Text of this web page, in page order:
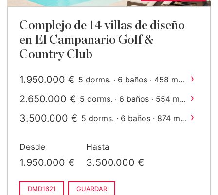
Complejo de 14 villas de diseño
en El Campanario Golf &
Country Club
1.950.000 € 5 dorms. · 6 baños · 458 m ›
2.650.000 € 5 dorms. · 6 baños · 554 m ›
3.500.000 € 5 dorms. · 6 baños · 874 m ›
Desde
1.950.000 €
Hasta
3.500.000 €
DMD1621 GUARDAR